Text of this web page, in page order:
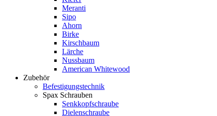
Meranti
Sipo
Ahorn
Birke
Kirschbaum
Lärche
Nussbaum
American Whitewood
Zubehör
Befestigungstechnik
Spax Schrauben
Senkkopfschraube
Dielenschraube